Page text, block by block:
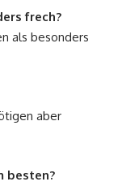
frech?
als besonders
aber
besten?